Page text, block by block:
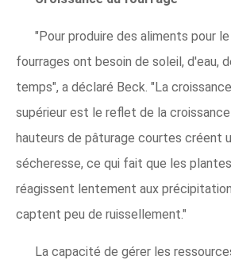
"Pour produire des aliments pour
fourrages ont besoin de soleil, d'eau,
temps", a déclaré Beck. "La
supérieur est le reflet de la
hauteurs de pâturage courtes créent
sécheresse, ce qui fait que les
réagissent lentement aux
captent peu de ruissellement."
La capacité de gérer les